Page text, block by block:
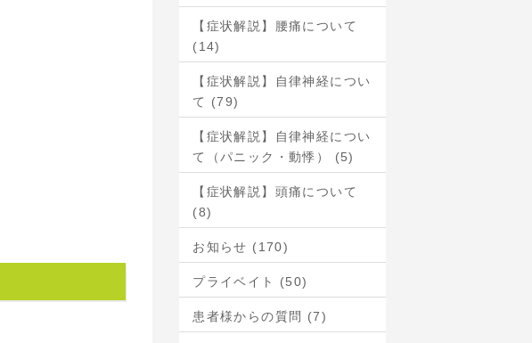
【症状解説】腰痛について
(14)
【症状解説】自律神経につい
て (79)
【症状解説】自律神経につい
て（パニック・動悸） (5)
【症状解説】頭痛について
(8)
お知らせ (170)
プライベイト (50)
患者様からの質問 (7)